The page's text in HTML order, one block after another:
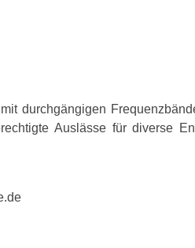
durchgängigen
Auslässe für diverse